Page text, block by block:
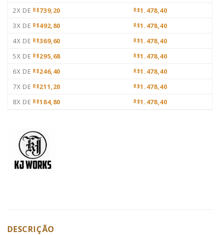
2X DE R$739,20 R$1.478,40
3X DE R$492,80 R$1.478,40
4X DE R$369,60 R$1.478,40
5X DE R$295,68 R$1.478,40
6X DE R$246,40 R$1.478,40
7X DE R$211,20 R$1.478,40
8X DE R$184,80 R$1.478,40
DESCRIÇÃO